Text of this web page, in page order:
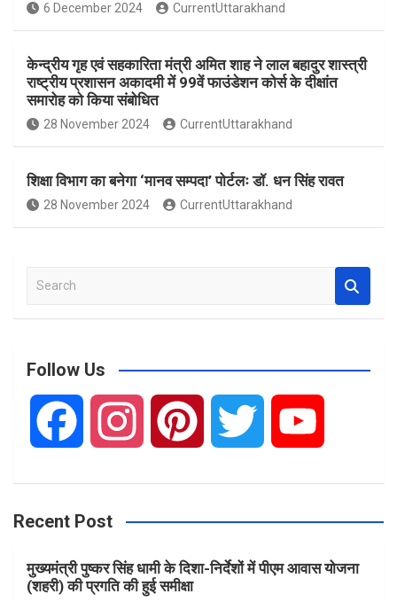
6 December 2024 CurrentUttarakhand
केन्द्रीय गृह एवं सहकारिता मंत्री अमित शाह ने लाल बहादुर शास्त्री
राष्ट्रीय प्रशासन अकादमी में 99वें फाउंडेशन कोर्स के दीक्षांत
समारोह को किया संबोधित
28 November 2024 CurrentUttarakhand
शिक्षा विभाग का बनेगा ‘मानव सम्पदा’ पोर्टलः डॉ. धन सिंह रावत
28 November 2024 CurrentUttarakhand
a
c
Follow Us
c
e
s
t
n i u
Recent Post
मुख्यमंत्री पुष्कर सिंह धामी के दिशा-निर्देशों में पीएम आवास योजना
(शहरी) की प्रगति की हुई समीक्षा